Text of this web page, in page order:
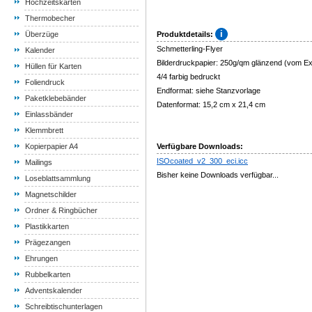
Hochzeitskarten
Thermobecher
Überzüge
Kalender
Hüllen für Karten
Foliendruck
Paketklebebänder
Einlassbänder
Klemmbrett
Kopierpapier A4
Mailings
Loseblattsammlung
Magnetschilder
Ordner & Ringbücher
Plastikkarten
Prägezangen
Ehrungen
Rubbelkarten
Adventskalender
Schreibtischunterlagen
Produktdetails:
Schmetterling-Flyer
Bilderdruckpapier: 250g/qm glänzend (vom
4/4 farbig bedruckt
Endformat: siehe Stanzvorlage
Datenformat: 15,2 cm x 21,4 cm
Verfügbare Downloads:
ISOcoated_v2_300_eci.icc
Bisher keine Downloads verfügbar...